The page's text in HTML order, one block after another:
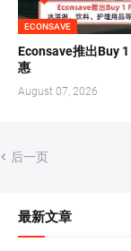
ECONSAVE
Econsave推出Buy
惠
August 07, 2026
后一页
最新文章